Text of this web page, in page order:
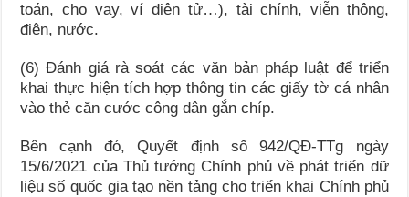
toán, cho vay, ví điện tử…), tài chính, viễn thông,
điện, nước.
(6) Đánh giá rà soát các văn bản pháp luật để triển
khai thực hiện tích hợp thông tin các giấy tờ cá nhân
vào thẻ căn cước công dân gắn chíp.
Bên cạnh đó, Quyết định số 942/QĐ-TTg ngày
15/6/2021 của Thủ tướng Chính phủ về phát triển dữ
liệu số quốc gia tạo nền tảng cho triển khai Chính phủ